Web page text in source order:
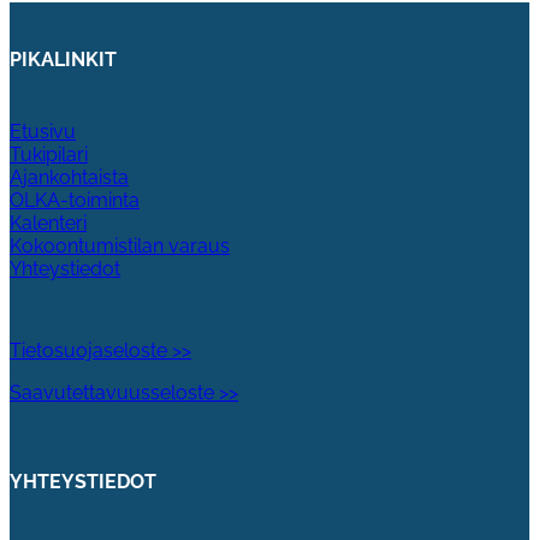
PIKALINKIT
Etusivu
Tukipilari
Ajankohtaista
OLKA-toiminta
Kalenteri
Kokoontumistilan varaus
Yhteystiedot
Tietosuojaseloste >>
Saavutettavuusseloste >>
YHTEYSTIEDOT